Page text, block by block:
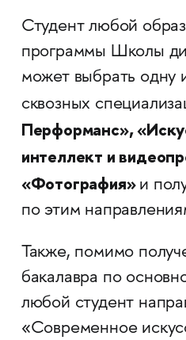
Студент любой
программы Школы
может выбрать одну
сквозных
Перформанс»,
интеллект и
«Фотография» и
по этим
Также, помимо
бакалавра по
любой студент
«Современное